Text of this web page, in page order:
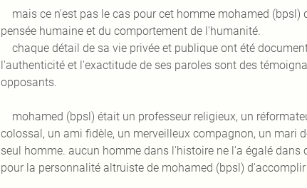
mais ce n'est pas le cas pour cet homme mohamed
pensée humaine et du comportement de l'humanité.
chaque détail de sa vie privée et publique ont été
l'authenticité et l'exactitude de ses paroles sont des
opposants.
mohamed (bpsl) était un professeur religieux, un
colossal, un ami fidèle, un merveilleux compagnon, un mari
seul homme. aucun homme dans l'histoire ne l'a égalé
pour la personnalité altruiste de mohamed (bpsl)